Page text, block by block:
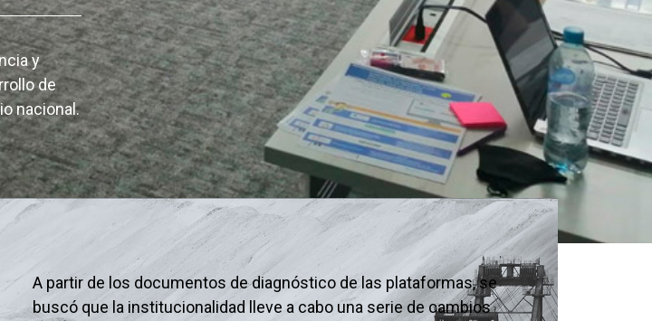
y
de
nacional.
A partir de los documentos de diagnóstico de las plataformas, se
buscó que la institucionalidad lleve a cabo una serie de cambios